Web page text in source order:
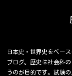
日本史・世界史をベー
ブログ。歴史は社会科
うのが目的です。試験